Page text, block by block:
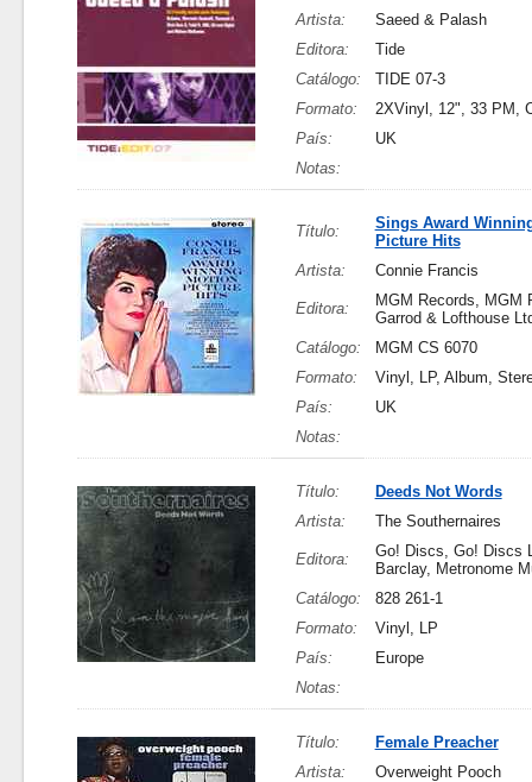
Artista:
Saeed & Palash
Editora:
Tide
Catálogo:
TIDE 07-3
Formato:
2XVinyl, 12", 33 PM,
País:
UK
Notas:
Título:
Sings Award
Picture Hits
Artista:
Connie Francis
Editora:
MGM Records, MGM
Garrod & Lofthouse
Catálogo:
MGM CS 6070
Formato:
Vinyl, LP, Album,
País:
UK
Notas:
Título:
Deeds Not Words
Artista:
The Southernaires
Editora:
Go! Discs, Go! Discs
Barclay, Metronome
Catálogo:
828 261-1
Formato:
Vinyl, LP
País:
Europe
Notas:
Título:
Female Preacher
Artista:
Overweight Pooch